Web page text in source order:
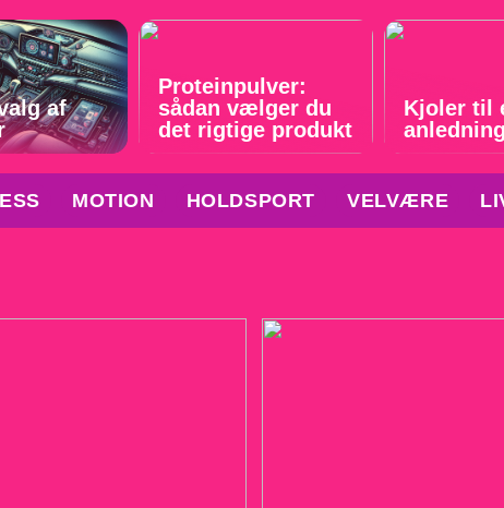
af
Proteinpulver:
sådan vælger du
det rigtige produkt
Kjoler til
anledning
MOTION HOLDSPORT VELVÆRE